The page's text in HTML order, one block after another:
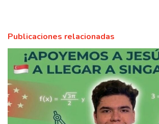
Publicaciones relacionadas